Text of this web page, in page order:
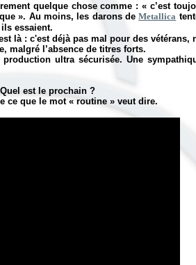
quelque chose comme :«c’est
». Au moins, les darons deMetallica
essaient.
là : c'est déjà pas mal pour des vétérans,
malgré l’absence de titres forts.
ultra sécurisée. Une
est le prochain ?
ce que le mot «routine» veut dire.